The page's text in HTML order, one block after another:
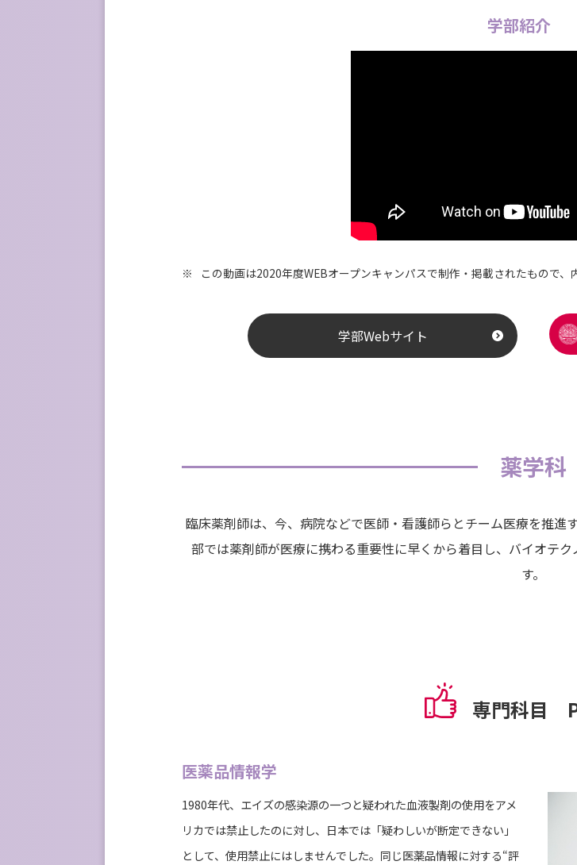
学部紹介
この動画は2020年度WEBオープンキャンパスで制作・掲載されたもので、
学部Webサイト
薬学科
臨床薬剤師は、今、病院などで医師・看護師らとチーム医療を推進
部では薬剤師が医療に携わる重要性に早くから着⽬し、バイオテ
す。
専門科目
医薬品情報学
1980年代、エイズの感染源の⼀つと疑われた⾎液製剤の使⽤をアメ
リカでは禁⽌したのに対し、⽇本では「疑わしいが断定できない」
として、使⽤禁⽌にはしませんでした。同じ医薬品情報に対する“評